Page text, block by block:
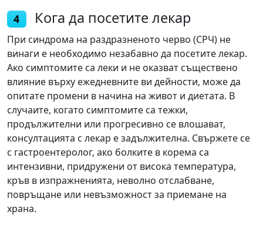
4 Кога да посетите лекар
При синдрома на раздразненото черво (СРЧ) не
винаги е необходимо незабавно да посетите лекар.
Ако симптомите са леки и не оказват съществено
влияние върху ежедневните ви дейности, може да
опитате промени в начина на живот и диетата. В
случаите, когато симптомите са тежки,
продължителни или прогресивно се влошават,
консултацията с лекар е задължителна. Свържете се
с гастроентеролог, ако болките в корема са
интензивни, придружени от висока температура,
кръв в изпражненията, неволно отслабване,
повръщане или невъзможност за приемане на
храна.